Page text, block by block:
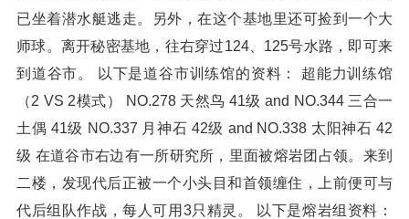
已坐着潜水艇逃走。另外，在这个基地里还可捡到一个大
师球。离开秘密基地，往右穿过124、125号水路，即可来
到道谷市。 以下是道谷市训练馆的资料： 超能力训练馆
（2 VS 2模式） NO.278 天然鸟 41级 and NO.344 三合一
土偶 41级 NO.337 月神石 42级 and NO.338 太阳神石 42
级 在道谷市右边有一所研究所，里面被熔岩团占领。来到
二楼，发现代后正被一个小头目和首领缠住，上前便可与
代后组队作战，每人可用3只精灵。 以下是熔岩组资料：